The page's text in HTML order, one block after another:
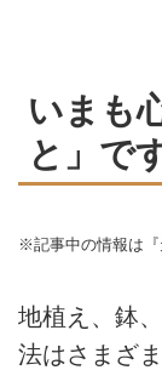
いまも
と」で
※記事中の情報は
地植え、鉢
法はさまざ